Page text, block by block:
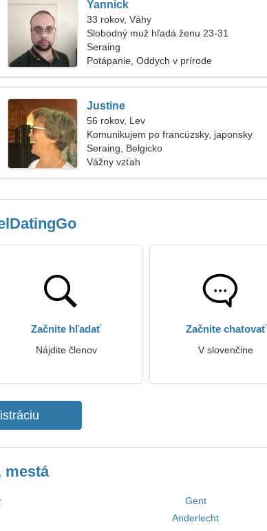
Yannick
33 rokov, Váhy
Slobodný muž hľadá ženu 23-31
Seraing
Potápanie, Oddych v prírode
Justine
56 rokov, Lev
Komunikujem po francúzsky, japonsky
Seraing, Belgicko
Vážny vzťah
Začnite hľadať
Nájdite členov
Začnite chatovať
V slovenčine
mestá
Gent
Anderlecht